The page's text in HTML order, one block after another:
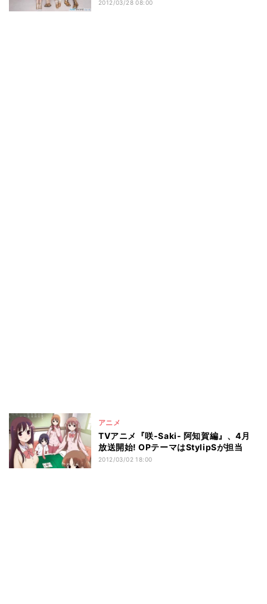
2012/03/28 08:00
アニメ
TVアニメ『咲-Saki- 阿知賀編』、4月
放送開始! OPテーマはStylipSが担当
2012/03/02 18:00